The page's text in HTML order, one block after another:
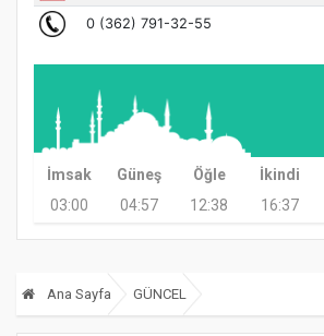
İmsak Güneş Öğle İkindi
03:00
04:57 12:38 16:37
Ana Sayfa GÜNCEL